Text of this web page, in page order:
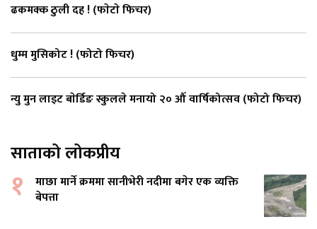
ढकमक्क ठुली दह ! (फाेटाे फिचर)
धुम्म मुसिकोट ! (फोटो फिचर)
न्यु मुन लाइट बाेर्डिङ स्कुलले मनायो २० औँ वार्षिकोत्सव (फोटो फिचर)
साताको लोकप्रीय
१
माछा मार्ने क्रममा सानीभेरी नदीमा बगेर एक व्यक्ति
बेपत्ता